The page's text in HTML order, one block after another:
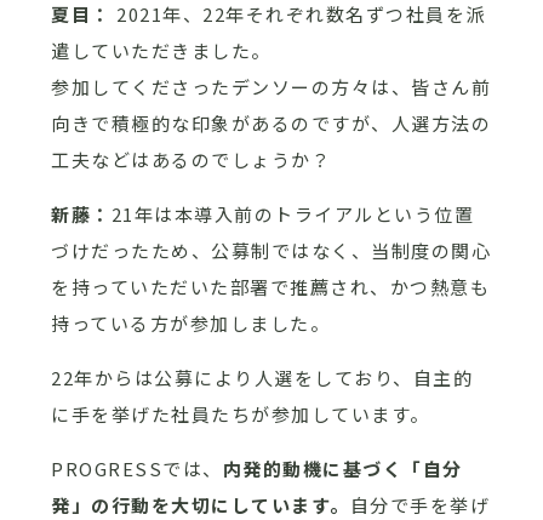
夏目：
2021年、22年それぞれ数名ずつ社員を派
遣していただきました。
参加してくださったデンソーの方々は、皆さん前
向きで積極的な印象があるのですが、人選方法の
工夫などはあるのでしょうか？
新藤： 21年は本導入前のトライアルという位置
づけだったため、公募制ではなく、当制度の関心
を持っていただいた部署で推薦され、かつ熱意も
持っている方が参加しました。
22年からは公募により人選をしており、自主的
に手を挙げた社員たちが参加しています。
PROGRESSでは、 内発的動機に基づく「自分
発」の行動を大切にしています。 自分で手を挙げ